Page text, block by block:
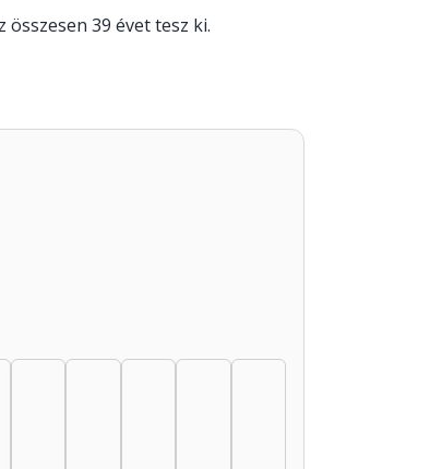
összesen 39 évet tesz ki.